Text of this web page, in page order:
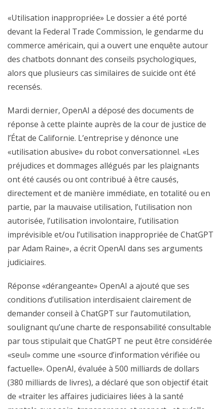
«Utilisation inappropriée» Le dossier a été porté
devant la Federal Trade Commission, le gendarme du
commerce américain, qui a ouvert une enquête autour
des chatbots donnant des conseils psychologiques,
alors que plusieurs cas similaires de suicide ont été
recensés.
Mardi dernier, OpenAI a déposé des documents de
réponse à cette plainte auprès de la cour de justice de
l’État de Californie. L’entreprise y dénonce une
«utilisation abusive» du robot conversationnel. «Les
préjudices et dommages allégués par les plaignants
ont été causés ou ont contribué à être causés,
directement et de manière immédiate, en totalité ou en
partie, par la mauvaise utilisation, l’utilisation non
autorisée, l’utilisation involontaire, l’utilisation
imprévisible et/ou l’utilisation inappropriée de ChatGPT
par Adam Raine», a écrit OpenAI dans ses arguments
judiciaires.
Réponse «dérangeante» OpenAI a ajouté que ses
conditions d’utilisation interdisaient clairement de
demander conseil à ChatGPT sur l’automutilation,
soulignant qu’une charte de responsabilité consultable
par tous stipulait que ChatGPT ne peut être considérée
«seul» comme une «source d’information vérifiée ou
factuelle». OpenAI, évaluée à 500 milliards de dollars
(380 milliards de livres), a déclaré que son objectif était
de «traiter les affaires judiciaires liées à la santé